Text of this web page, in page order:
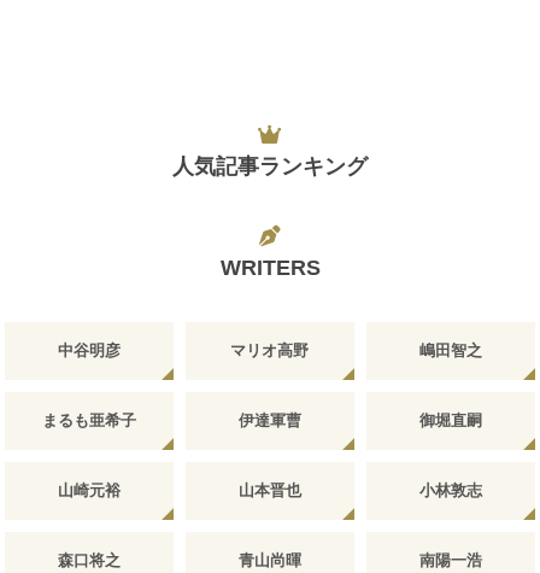
人気記事ランキング
WRITERS
中谷明彦 マリオ高野 嶋田智之
まるも亜希子 伊達軍曹 御堀直嗣
山崎元裕 山本晋也 小林敦志
森口将之 青山尚暉 南陽一浩